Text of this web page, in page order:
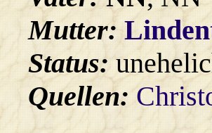
Mutter:
Status:
Quellen: